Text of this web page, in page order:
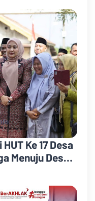
Ke 17 Desa
Menuju Desa